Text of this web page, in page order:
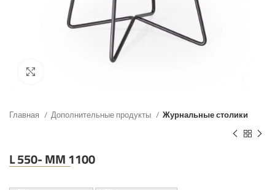
Главная Дополнительные продукты Журнальные столики
L 550- MM 1100